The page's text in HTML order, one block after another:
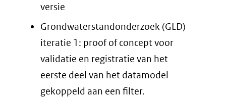
versie
Grondwaterstandonderzoek (GLD)
iteratie 1: proof of concept voor
validatie en registratie van het
eerste deel van het datamodel
gekoppeld aan een filter.